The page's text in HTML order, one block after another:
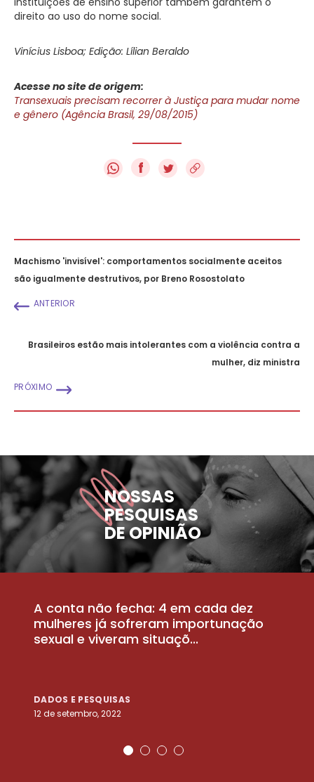
direito ao uso do nome social.
Vinícius Lisboa; Edição: Lílian Beraldo
Acesse no site de origem:
Transexuais precisam recorrer à Justiça para mudar nome
e gênero (Agência Brasil, 29/08/2015)
f
Machismo 'invisível': comportamentos socialmente aceitos
são igualmente destrutivos, por Breno Rosostolato
ANTERIOR
Brasileiros estão mais intolerantes com a violência contra a
mulher, diz ministra
PRÓXIMO
NOSSAS
PESQUISAS
DE OPINIÃO
A conta não fecha: 4 em cada dez
mulheres já sofreram importunação
sexual e viveram situaçõ...
DADOS E PESQUISAS
12 de setembro, 2022